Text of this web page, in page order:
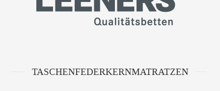
TASCHENFEDERKERNMATRATZEN